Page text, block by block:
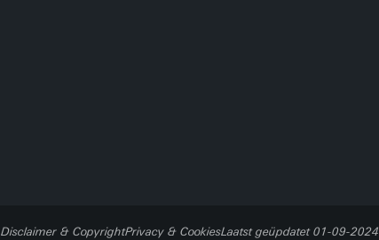
Disclaimer & CopyrightPrivacy & CookiesLaatst geüpdatet 01-09-2024